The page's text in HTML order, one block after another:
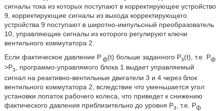
сигналы тока из которых поступают в корректирующее устройство
9, корректирующие сигналы из выхода корректирующего
устройства 9 поступают в широтно-импульсный преобразователь
10, управляющие сигналы из которого регулируют ключи
вентильного коммутатора 2.
Если фактическое давление Pф(t) больше заданного Pз(t), т.е. Pф
>Pз, программо-управлямого блока 1 выдает управляемый
сигнал на реактивно-вентильные двигатели 3 и 4 через блок
вентильного коммутатора 2, вследствие что уменьшается угол
установки лопаток рабочего колеса, что приведет к снижению
фактического давления приблизительно до уровня Pз , т.е. Pф